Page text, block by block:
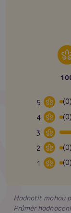
5
(0)
4
(0)
3
2
(0)
1
(0)
Hodnotit mohou
Průměr